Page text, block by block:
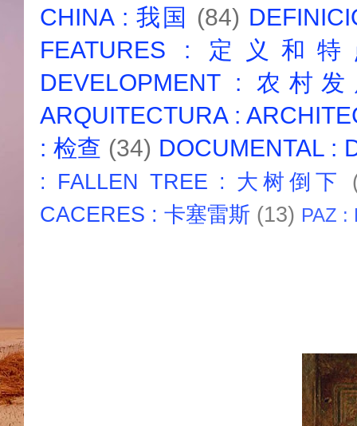
CHINA : 我国 (84)
FEATURES : 定义和
DEVELOPMENT : 农村
ARQUITECTURA :
: 检查 (34) DOCUMENTAL :
: FALLEN TREE : 大树倒下
CACERES : 卡塞雷斯 (13) PAZ :